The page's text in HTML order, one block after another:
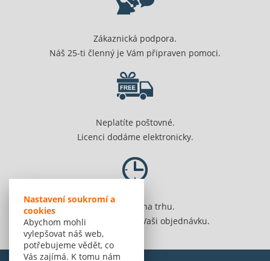
Nastavení soukromí a
cookies
Abychom mohli
vylepšovat náš web,
potřebujeme vědět, co
Vás zajímá. K tomu nám
Zákaznická podpora.
Náš 25-ti členný je Vám připraven pomoci.
Neplatíte poštovné.
Licenci dodáme elektronicky.
Jsme 20 let na trhu.
Spolehlivě vyřídíme Vaši objednávku.